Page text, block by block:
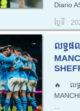
Diario
ថ្ងៃទី :
លទ្ធផ
🔥លទ្
...